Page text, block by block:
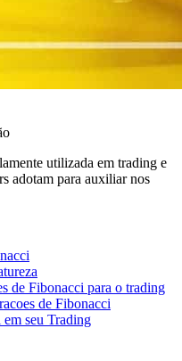
utilizada em trading e
adotam para auxiliar nos
de Fibonacci para o trading
de Fibonacci
seu Trading